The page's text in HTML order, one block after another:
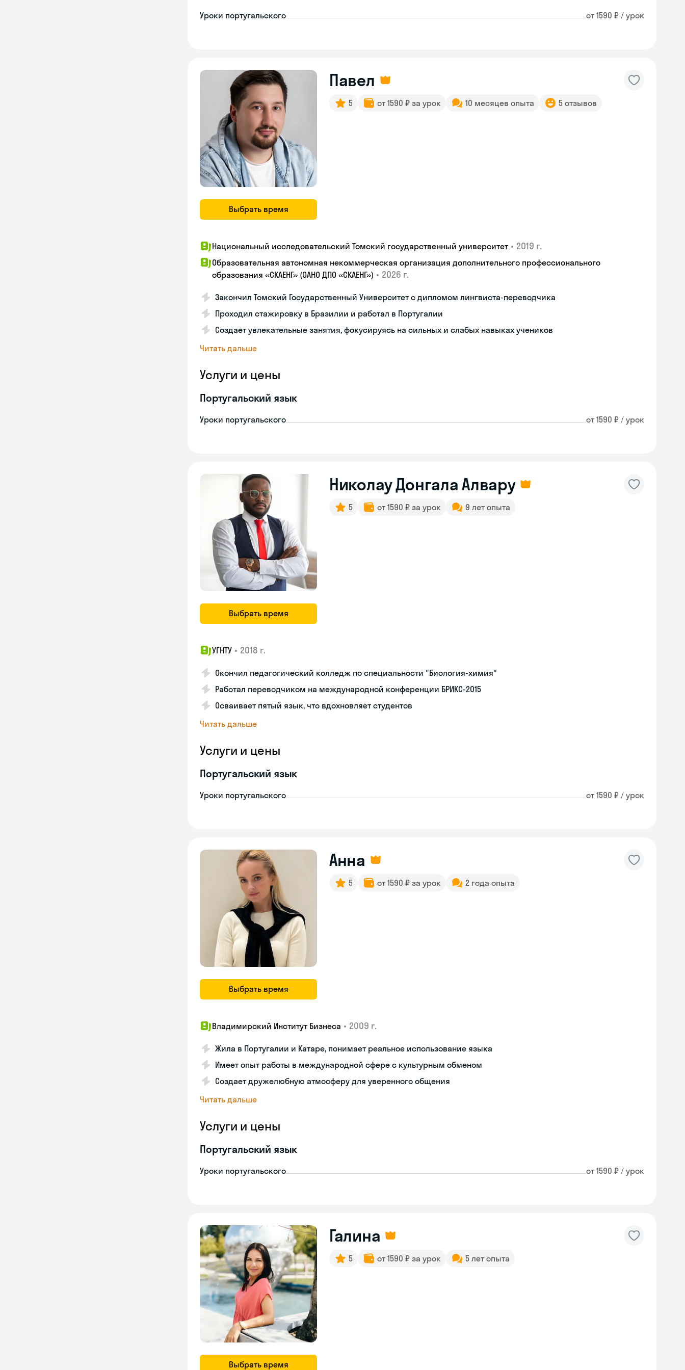
Уроки португальского от 1590 ₽ / урок
Выбрать время
Павел
5 от 1590 ₽ за урок 10 месяцев опыта 5 отзывов
Национальный исследовательский Томский государственный университет • 2019 г.
Образовательная автономная некоммерческая организация дополнительного профессионального
образования «СКАЕНГ» (ОАНО ДПО «СКАЕНГ») • 2026 г.
Закончил Томский Государственный Университет с дипломом лингвиста-переводчика
Проходил стажировку в Бразилии и работал в Португалии
Создает увлекательные занятия, фокусируясь на сильных и слабых навыках учеников
Читать дальше
Услуги и цены
Португальский язык
Уроки португальского от 1590 ₽ / урок
Выбрать время
Николау Донгала Алвару
5 от 1590 ₽ за урок 9 лет опыта
УГНТУ • 2018 г.
Окончил педагогический колледж по специальности "Биология-химия"
Работал переводчиком на международной конференции БРИКС-2015
Осваивает пятый язык, что вдохновляет студентов
Читать дальше
Услуги и цены
Португальский язык
Уроки португальского от 1590 ₽ / урок
Выбрать время
Анна
5 от 1590 ₽ за урок 2 года опыта
Владимирский Институт Бизнеса • 2009 г.
Жила в Португалии и Катаре, понимает реальное использование языка
Имеет опыт работы в международной сфере с культурным обменом
Создает дружелюбную атмосферу для уверенного общения
Читать дальше
Услуги и цены
Португальский язык
Уроки португальского от 1590 ₽ / урок
Выбрать время
Галина
5 от 1590 ₽ за урок 5 лет опыта